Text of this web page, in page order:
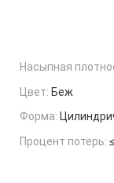
Насыпная
Цвет: Беж
Форма:
Процент потерь: